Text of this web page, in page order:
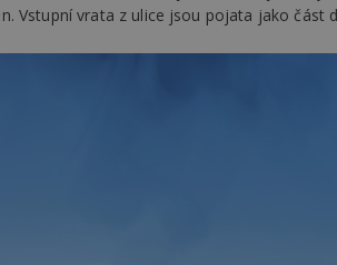
Vstupní vrata z ulice jsou pojata jako část